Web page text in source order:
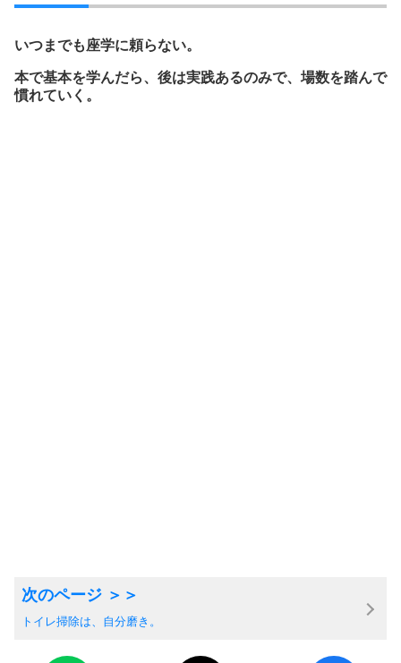
いつまでも座学に頼らない。
本で基本を学んだら、後は実践あるのみで、場数を踏んで
慣れていく。
トイレ掃除は、自分磨き。